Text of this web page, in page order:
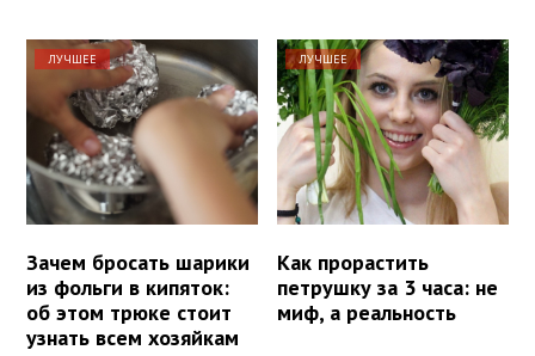
ЛУЧШЕЕ
Зачем бросать шарики
из фольги в кипяток:
об этом трюке стоит
узнать всем хозяйкам
ЛУЧШЕЕ
Как прорастить
петрушку за 3 часа: не
миф, а реальность